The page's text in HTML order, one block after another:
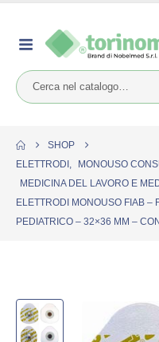
SHOP
ELETTRODI , MONOUSO
MEDICINA DEL LAVORO E
ELETTRODI MONOUSO FIAB –
PEDIATRICO – 32×36 MM –